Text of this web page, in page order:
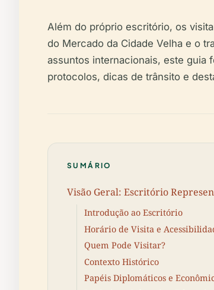
Além do próprio escritório, os
do Mercado da Cidade Velha e o
assuntos internacionais, este guia
protocolos, dicas de trânsito e
SUMÁRIO
Visão Geral: Escritório
Introdução ao Escritório
Horário de Visita e
Quem Pode Visitar?
Contexto Histórico
Papéis Diplomáticos e